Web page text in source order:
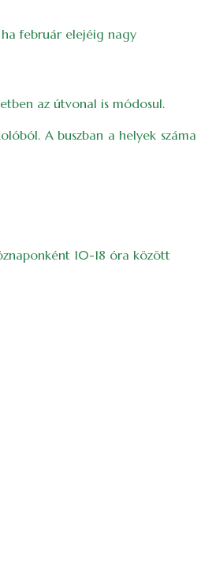
ha február elejéig nagy
az útvonal is módosul.
A buszban a helyek száma
10-18 óra között